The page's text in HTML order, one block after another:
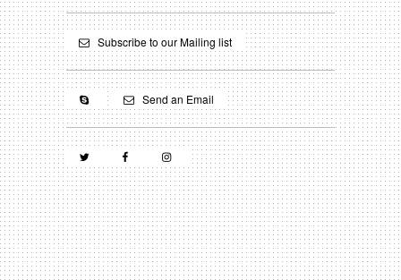
Subscribe to our Mailing list
Send an Email